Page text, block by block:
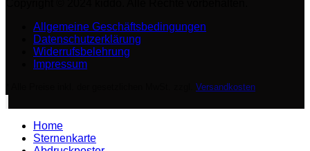
Allgemeine Geschäftsbedingungen
Datenschutzerklärung
Widerrufsbelehrung
Impressum
Versandkosten
Home
Sternenkarte